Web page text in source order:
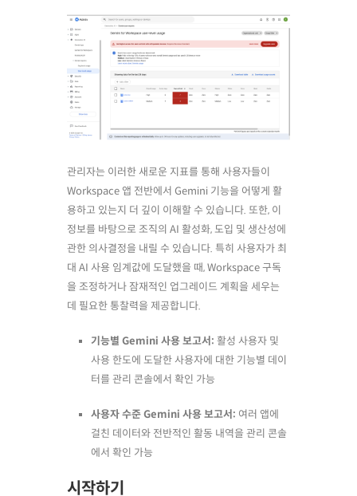
관리자는 이러한 새로운 지표를 통해 사용자들이
Workspace 앱 전반에서 Gemini 기능을 어떻게 활
용하고 있는지 더 깊이 이해할 수 있습니다. 또한, 이
정보를 바탕으로 조직의 AI 활성화, 도입 및 생산성에
관한 의사결정을 내릴 수 있습니다. 특히 사용자가 최
대 AI 사용 임계값에 도달했을 때, Workspace 구독
을 조정하거나 잠재적인 업그레이드 계획을 세우는
데 필요한 통찰력을 제공합니다.
기능별 Gemini 사용 보고서: 활성 사용자 및
사용 한도에 도달한 사용자에 대한 기능별 데이
터를 관리 콘솔에서 확인 가능
사용자 수준 Gemini 사용 보고서: 여러 앱에
걸친 데이터와 전반적인 활동 내역을 관리 콘솔
에서 확인 가능
시작하기